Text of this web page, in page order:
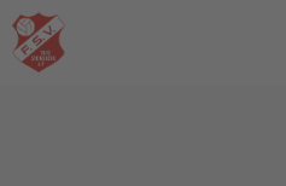
Zum
Inhalt